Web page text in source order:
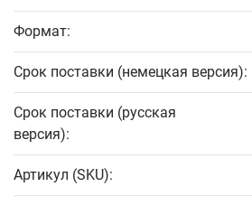
Формат:
Срок поставки (немецкая версия):
Срок поставки (русская
версия):
Артикул (SKU):